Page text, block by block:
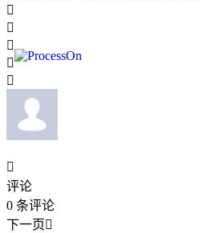






评论
0 条评论
下一页